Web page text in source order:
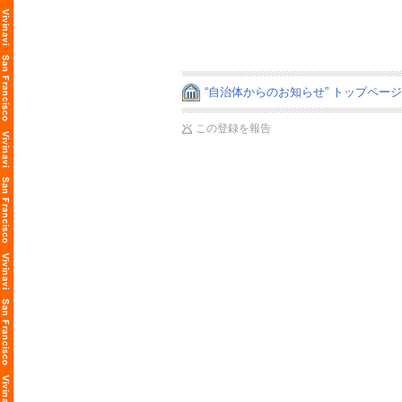
“自治体からのお知らせ” トップペー
この登録を報告